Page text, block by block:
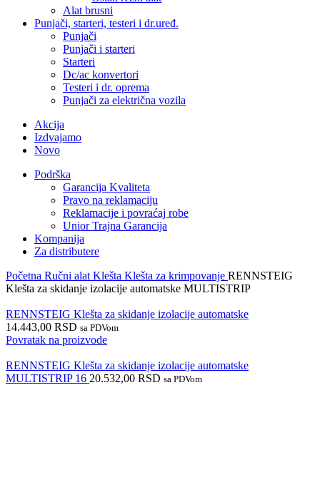
Alat brusni
Punjači, starteri, testeri i dr.uređ.
Punjači
Punjači i starteri
Starteri
Dc/ac konvertori
Testeri i dr. oprema
Punjači za električna vozila
Akcija
Izdvajamo
Novo
Podrška
Garancija Kvaliteta
Pravo na reklamaciju
Reklamacije i povraćaj robe
Unior Trajna Garancija
Kompanija
Za distributere
Početna Ručni alat Klešta Klešta za krimpovanje RENNSTEIG
Klešta za skidanje izolacije automatske MULTISTRIP
RENNSTEIG Klešta za skidanje izolacije automatske
14.443,00 RSD sa PDVom
Povratak na proizvode
RENNSTEIG Klešta za skidanje izolacije automatske
MULTISTRIP 16 20.532,00 RSD sa PDVom